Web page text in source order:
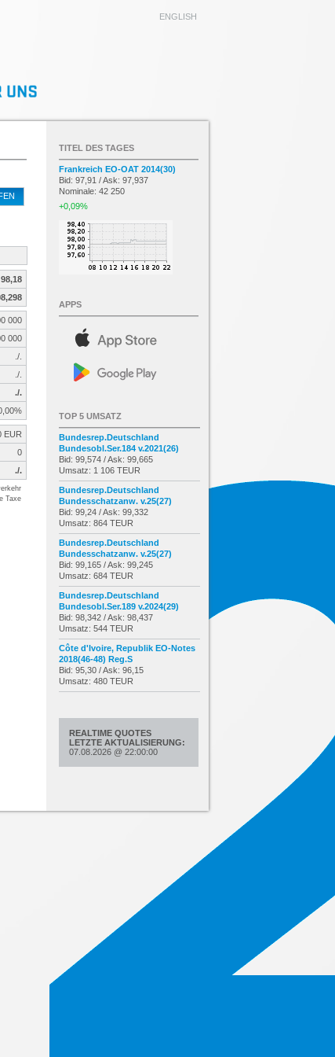
ENGLISH
98,18
000
000
./.
./.
./.
EUR
0
./.
Taxe
TITEL DES TAGES
Frankreich EO-OAT 2014(30)
Bid: 97,91 / Ask: 97,937
Nominale: 42 250
+0,09%
APPS
TOP 5 UMSATZ
Bundesrep.Deutschland
Bundesobl.Ser.184 v.2021(26)
Bid: 99,574 / Ask: 99,665
Umsatz: 1 106 TEUR
Bundesrep.Deutschland
Bundesschatzanw. v.25(27)
Bid: 99,24 / Ask: 99,332
Umsatz: 864 TEUR
Bundesrep.Deutschland
Bundesschatzanw. v.25(27)
Bid: 99,165 / Ask: 99,245
Umsatz: 684 TEUR
Bundesrep.Deutschland
Bundesobl.Ser.189 v.2024(29)
Bid: 98,342 / Ask: 98,437
Umsatz: 544 TEUR
Côte d'Ivoire, Republik EO-Notes
2018(46-48) Reg.S
Bid: 95,30 / Ask: 96,15
Umsatz: 480 TEUR
REALTIME QUOTES
LETZTE AKTUALISIERUNG:
07.08.2026 @ 22:00:00